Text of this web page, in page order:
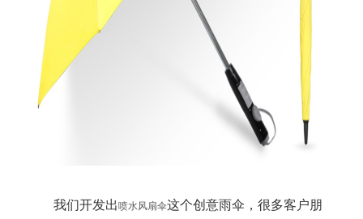
我们开发出喷水风扇伞这个创意雨伞，很多客户朋